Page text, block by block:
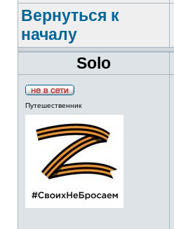
Вернуться к
началу
Solo
Путешественник